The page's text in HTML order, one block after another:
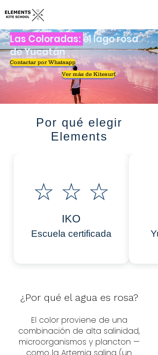
Las Coloradas:el lago rosa
de Yucatán
Contactar por Whatsapp
Ver más de Kitesurf
Por qué elegir
Elements
☆ ☆ ☆
IKO
Escuela certificada
¿Por qué el agua es rosa?
El color proviene de una
combinación de alta salinidad,
microorganismos y plancton —